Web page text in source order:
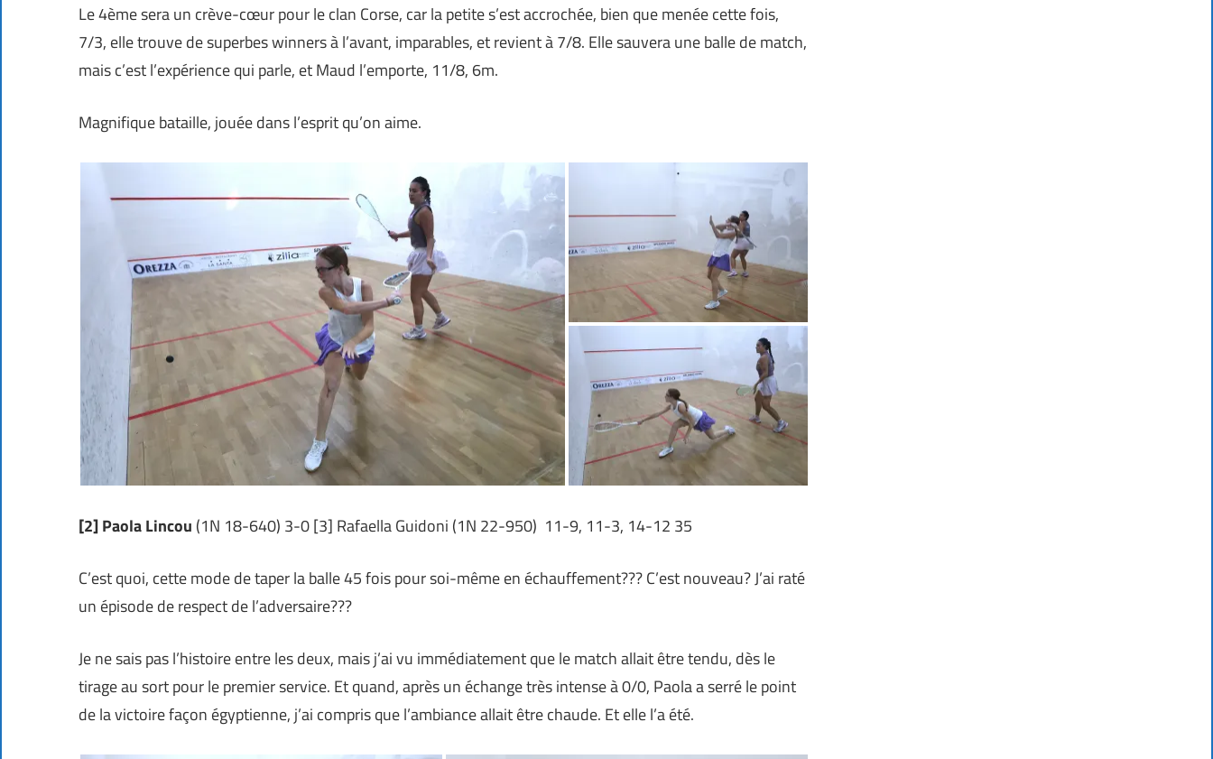
Le 4ème sera un crève-cœur pour le clan Corse, car la petite s’est accrochée, bien que menée cette fois,
7/3, elle trouve de superbes winners à l’avant, imparables, et revient à 7/8. Elle sauvera une balle de match,
mais c’est l’expérience qui parle, et Maud l’emporte, 11/8, 6m.
Magnifique bataille, jouée dans l’esprit qu’on aime.
[2] Paola Lincou (1N 18-640) 3-0 [3] Rafaella Guidoni (1N 22-950) 11-9, 11-3, 14-12 35
C’est quoi, cette mode de taper la balle 45 fois pour soi-même en échauffement??? C’est nouveau? J’ai raté
un épisode de respect de l’adversaire???
Je ne sais pas l’histoire entre les deux, mais j’ai vu immédiatement que le match allait être tendu, dès le
tirage au sort pour le premier service. Et quand, après un échange très intense à 0/0, Paola a serré le point
de la victoire façon égyptienne, j’ai compris que l’ambiance allait être chaude. Et elle l’a été.